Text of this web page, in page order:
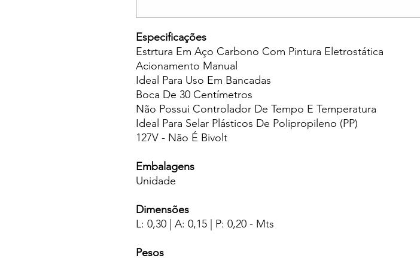
Especificações
Estrtura Em Aço Carbono Com Pintura Eletrostática
Acionamento Manual
Ideal Para Uso Em Bancadas
Boca De 30 Centímetros
Não Possui Controlador De Tempo E Temperatura
Ideal Para Selar Plásticos De Polipropileno (PP)
127V - Não É Bivolt
Embalagens
Unidade
Dimensões
L: 0,30 | A: 0,15 | P: 0,20 - Mts
Pesos